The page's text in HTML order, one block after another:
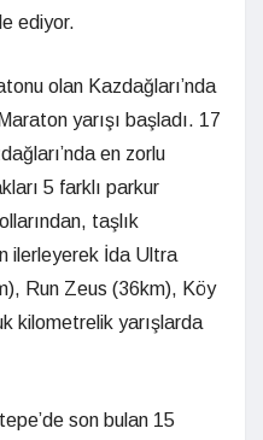
ediyor.
olan Kazdağları’nda
yarışı başladı. 17
en zorlu
5 farklı parkur
taşlık
ilerleyerek İda Ultra
Run Zeus (36km), Köy
kilometrelik yarışlarda
son bulan 15